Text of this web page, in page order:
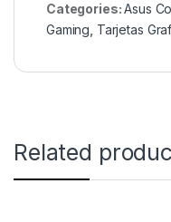
Categories:Asus
Gaming Tarjetas
Related